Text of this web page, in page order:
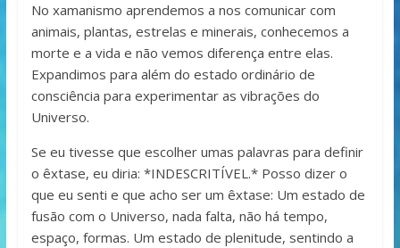
No xamanismo aprendemos a nos comunicar com
animais, plantas, estrelas e minerais, conhecemos a
morte e a vida e não vemos diferença entre elas.
Expandimos para além do estado ordinário de
consciência para experimentar as vibrações do
Universo.
Se eu tivesse que escolher umas palavras para definir
o êxtase, eu diria: *INDESCRITÍVEL.* Posso dizer o
que eu senti e que acho ser um êxtase: Um estado de
fusão com o Universo, nada falta, não há tempo,
espaço, formas. Um estado de plenitude, sentindo a